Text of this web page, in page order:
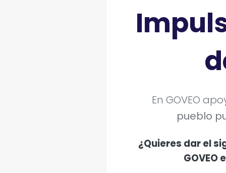
En GOVEO
pueblo
¿Quieres dar el
GOVEO